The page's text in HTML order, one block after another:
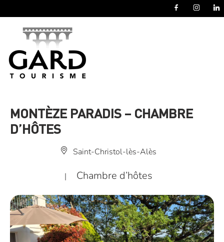
MONTÈZE PARADIS – CHAMBRE
D’HÔTES
Saint-Christol-lès-Alès
| Chambre d’hôtes